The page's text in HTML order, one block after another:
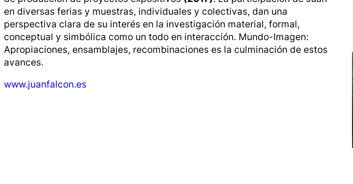
en diversas ferias y muestras, individuales y colectivas, dan una
perspectiva clara de su interés en la investigación material, formal,
conceptual y simbólica como un todo en interacción. Mundo-Imagen:
Apropiaciones, ensamblajes, recombinaciones es la culminación de estos
avances.
www.juanfalcon.es